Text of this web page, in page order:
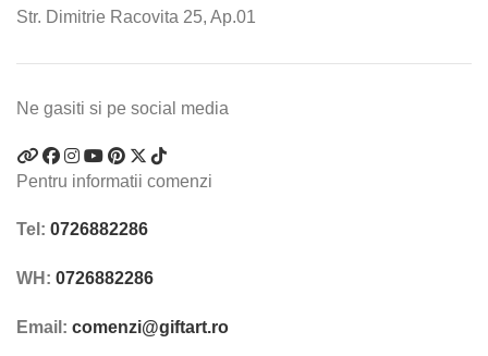
Str. Dimitrie Racovita 25, Ap.01
Ne gasiti si pe social media
Pentru informatii comenzi
Tel: 0726882286
WH: 0726882286
Email: comenzi@giftart.ro